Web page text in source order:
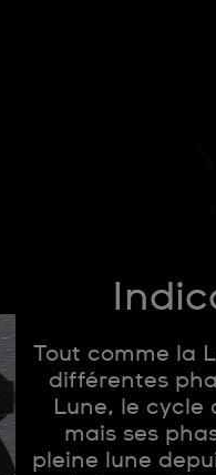
Tout comme la
différentes
Lune, le cycle
mais ses
pleine lune